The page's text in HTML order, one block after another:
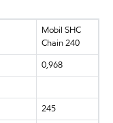
Mobil SHC
Chain 240
0,968
245